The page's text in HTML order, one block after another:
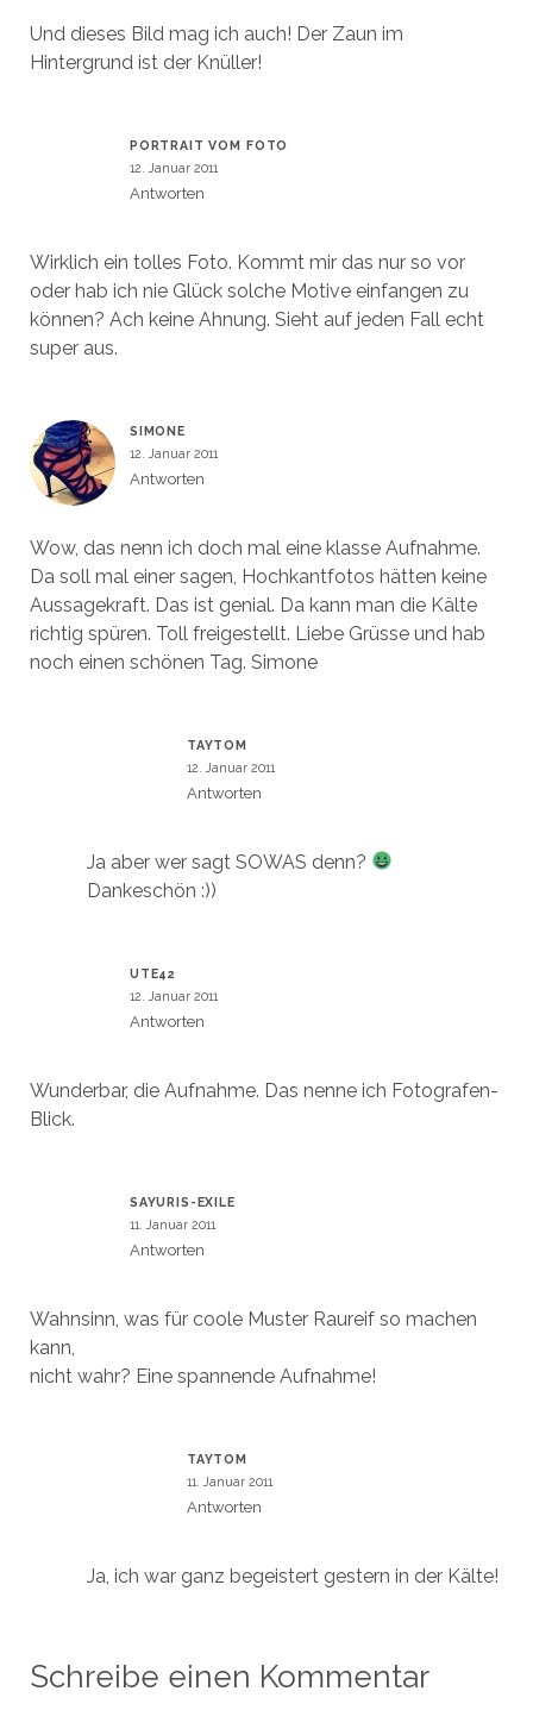
Und dieses Bild mag ich auch! Der Zaun im
Hintergrund ist der Knüller!
PORTRAIT VOM FOTO
12. Januar 2011
Antworten
Wirklich ein tolles Foto. Kommt mir das nur so vor
oder hab ich nie Glück solche Motive einfangen zu
können? Ach keine Ahnung. Sieht auf jeden Fall echt
super aus.
SIMONE
12. Januar 2011
Antworten
Wow, das nenn ich doch mal eine klasse Aufnahme.
Da soll mal einer sagen, Hochkantfotos hätten keine
Aussagekraft. Das ist genial. Da kann man die Kälte
richtig spüren. Toll freigestellt. Liebe Grüsse und hab
noch einen schönen Tag. Simone
TAYTOM
12. Januar 2011
Antworten
Ja aber wer sagt SOWAS denn?
Dankeschön :))
UTE42
12. Januar 2011
Antworten
Wunderbar, die Aufnahme. Das nenne ich Fotografen-
Blick.
SAYURIS-EXILE
11. Januar 2011
Antworten
Wahnsinn, was für coole Muster Raureif so machen
kann,
nicht wahr? Eine spannende Aufnahme!
TAYTOM
11. Januar 2011
Antworten
Ja, ich war ganz begeistert gestern in der Kälte!
Schreibe einen Kommentar